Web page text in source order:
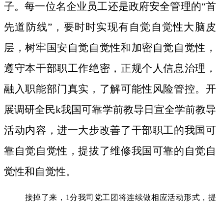
子。每一位名企业员工还是政府安全管理的“首
先道防线”，要时时实现有自觉自觉性大脑皮
层，树牢国安自觉自觉性和加密自觉自觉性，
遵守本干部职工作绝密，正规个人信息治理，
融入职能部门真实，了解可能性风险管控。开
展调研全民k我国可靠学前教导日宣全学前教导
活动内容，进一大步改善了干部职工的我国可
靠自觉自觉性，提拔了维修我国可靠的自觉自
觉性和自觉性。
接掉了来，1分我司党工团将连续做相应活动形式，提